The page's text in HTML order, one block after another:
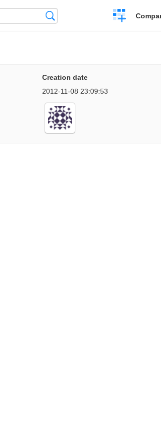
Crear
una
Creation date
2012-11-08 23:09:53